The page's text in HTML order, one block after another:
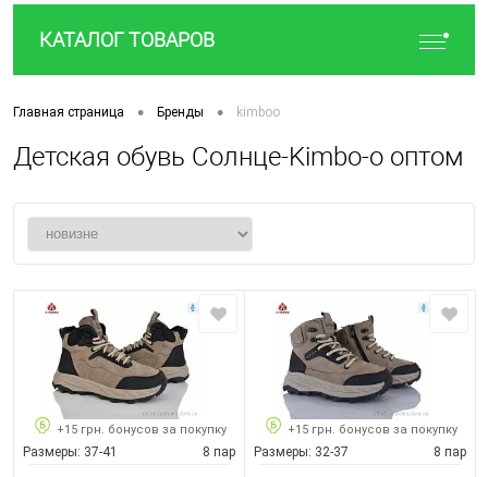
КАТАЛОГ ТОВАРОВ
Главная страница • Бренды • kimboo
Детская обувь Солнце-Kimbo-o оптом
+15 грн. бонусов за покупку
Размеры: 37-41 8 пар
+15 грн. бонусов за покупку
Размеры: 32-37 8 пар